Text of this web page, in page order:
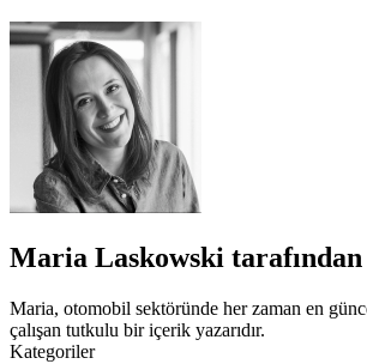
Maria Laskowski tarafından
Maria, otomobil sektöründe her zaman en
çalışan tutkulu bir içerik yazarıdır.
Kategoriler